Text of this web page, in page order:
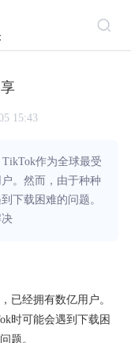
15:43
作为全球最受
。然而，由于种种
下载困难的问题。
已经拥有数亿用户。
时可能会遇到下载困
题。